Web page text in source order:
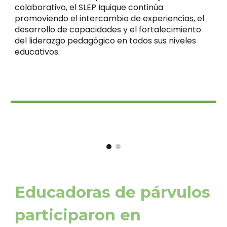
colaborativo, el SLEP Iquique continúa
promoviendo el intercambio de experiencias, el
desarrollo de capacidades y el fortalecimiento
del liderazgo pedagógico en todos sus niveles
educativos.
Educadoras de párvulos
participaron en